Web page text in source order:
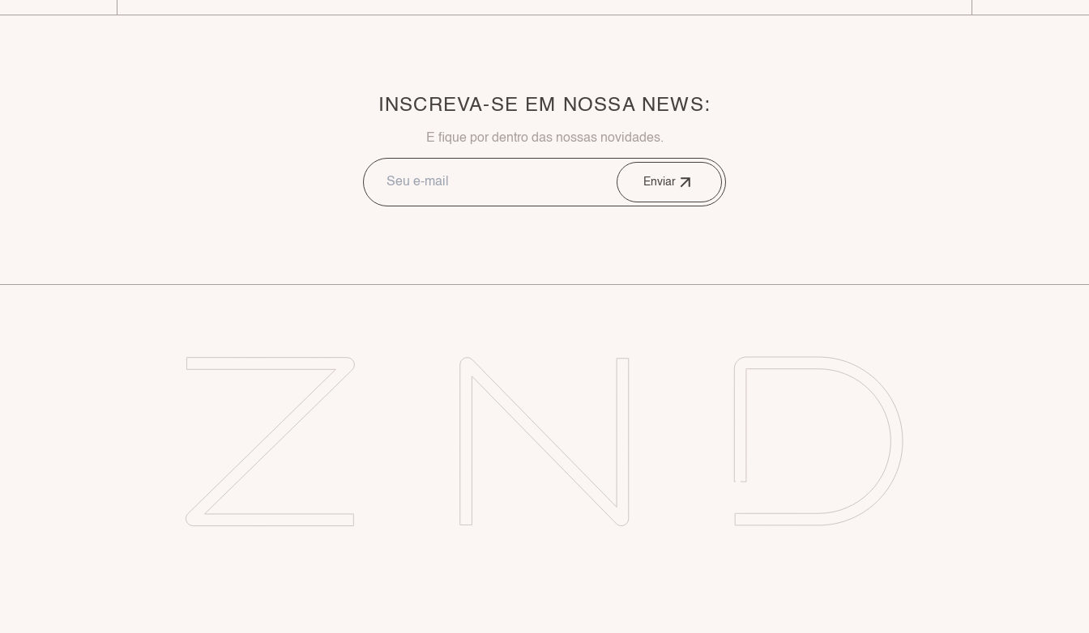
INSCREVA-SE EM NOSSA NEWS:
E fique por dentro das nossas novidades.
Enviar